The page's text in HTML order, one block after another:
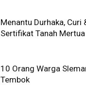
Menantu Durhaka, Curi
Sertifikat Tanah Mertua
10 Orang Warga
Tembok